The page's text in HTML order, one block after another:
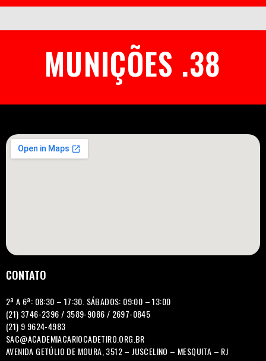
MUNIÇÕES .38
CONTATO
2ª A 6ª: 08:30 – 17:30. SÁBADOS: 09:00 – 13:00
(21) 3746-2396 / 3589-9086 / 2697-0845
(21) 9 9624-4983
SAC@ACADEMIACARIOCADETIRO.ORG.BR
AVENIDA GETÚLIO DE MOURA, 3512 – JUSCELINO – MESQUITA – RJ